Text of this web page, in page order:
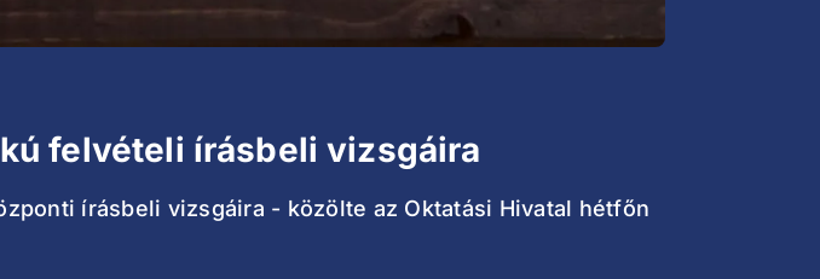
felvételi írásbeli vizsgáira
írásbeli vizsgáira - közölte az Oktatási Hivatal hétfőn